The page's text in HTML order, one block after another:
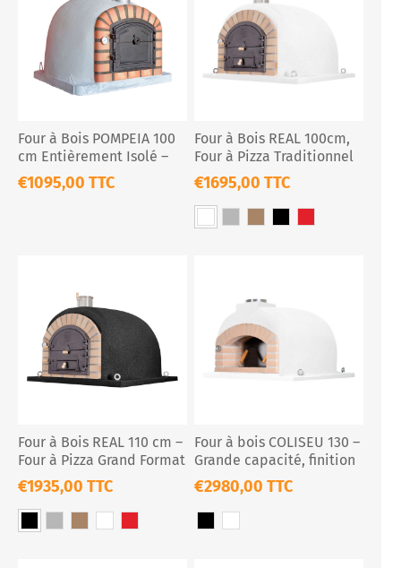
Four à Bois POMPEIA 100
cm Entièrement Isolé –
Pizza & Pain Extérieur
€1095,00 TTC
Four à Bois REAL 100cm,
Four à Pizza Traditionnel
Extérieur
€1695,00 TTC
Four à Bois REAL 110 cm –
Four à Pizza Grand Format
& Rôtissoire
€1935,00 TTC
Four à bois COLISEU 130 –
Grande capacité, finition
en liège projet
€2980,00 TTC